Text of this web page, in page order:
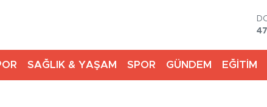
SAĞLIK & YAŞAM SPOR GÜNDEM EĞİTİM